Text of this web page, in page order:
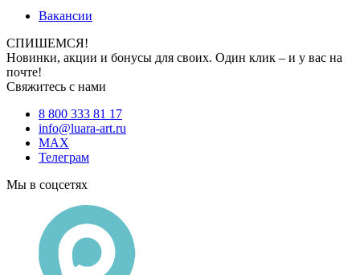
Вакансии
СПИШЕМСЯ!
Новинки, акции и бонусы для своих. Один клик – и у вас на
почте!
Свяжитесь с нами
8 800 333 81 17
info@luara-art.ru
MAX
Телеграм
Мы в соцсетях